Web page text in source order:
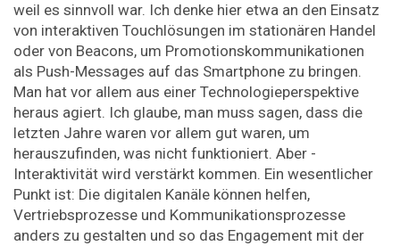
weil es sinnvoll war. Ich denke hier etwa an den Einsatz
von interaktiven Touchlösungen im stationären Handel
oder von Beacons, um Promotionskommunikationen
als Push-Messages auf das Smartphone zu bringen.
Man hat vor allem aus einer Technologieperspektive
heraus agiert. Ich glaube, man muss sagen, dass die
letzten Jahre waren vor allem gut waren, um
herauszufinden, was nicht funktioniert. Aber ­
Interaktivität wird verstärkt kommen. Ein wesentlicher
Punkt ist: Die digitalen Kanäle können helfen,
Vertriebsprozesse und Kommunikationsprozesse
anders zu gestalten und so das Engagement mit der